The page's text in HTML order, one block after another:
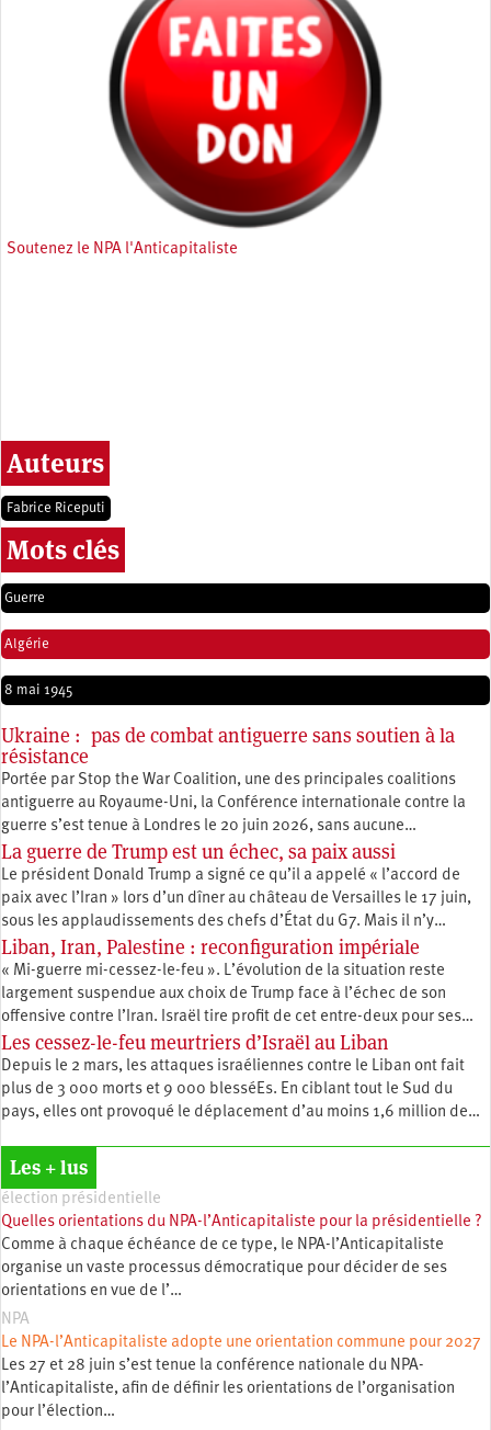
Soutenez le NPA l'Anticapitaliste
Auteurs
Fabrice Riceputi
Mots clés
Guerre
Algérie
8 mai 1945
Ukraine : pas de combat antiguerre sans soutien à la
résistance
Portée par Stop the War Coalition, une des principales coalitions
antiguerre au Royaume-Uni, la Conférence internationale contre la
guerre s’est tenue à Londres le 20 juin 2026, sans aucune…
La guerre de Trump est un échec, sa paix aussi
Le président Donald Trump a signé ce qu’il a appelé « l’accord de
paix avec l’Iran » lors d’un dîner au château de Versailles le 17 juin,
sous les applaudissements des chefs d’État du G7. Mais il n’y…
Liban, Iran, Palestine : reconfiguration impériale
« Mi-guerre mi-cessez-le-feu ». L’évolution de la situation reste
largement suspendue aux choix de Trump face à l’échec de son
offensive contre l’Iran. Israël tire profit de cet entre-deux pour ses…
Les cessez-le-feu meurtriers d’Israël au Liban
Depuis le 2 mars, les attaques israéliennes contre le Liban ont fait
plus de 3 000 morts et 9 000 blesséEs. En ciblant tout le Sud du
pays, elles ont provoqué le déplacement d’au moins 1,6 million de…
Les + lus
élection présidentielle
Quelles orientations du NPA-l’Anticapitaliste pour la présidentielle ?
Comme à chaque échéance de ce type, le NPA-l’Anticapitaliste
organise un vaste processus démocratique pour décider de ses
orientations en vue de l’…
NPA
Le NPA-l’Anticapitaliste adopte une orientation commune pour 2027
Les 27 et 28 juin s’est tenue la conférence nationale du NPA-
l’Anticapitaliste, afin de définir les orientations de l’organisation
pour l’élection…